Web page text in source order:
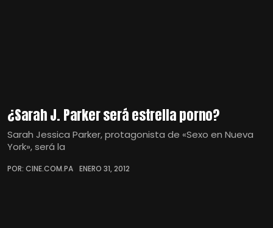
¿Sarah J. Parker será estrella porno?
Sarah Jessica Parker, protagonista de «Sexo en Nueva
York», será la
POR: CINE.COM.PA ENERO 31, 2012